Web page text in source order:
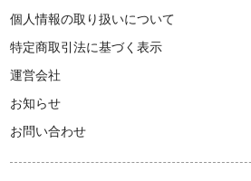
個人情報の取り扱いについて
特定商取引法に基づく表示
運営会社
お知らせ
お問い合わせ